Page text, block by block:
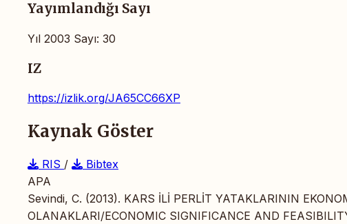
Yayımlandığı Sayı
Yıl 2003 Sayı: 30
IZ
https://izlik.org/JA65CC66XP
Kaynak Göster
RIS /
Bibtex
APA
Sevindi, C. (2013). KARS İLİ PERLİT YATAKLARININ
OLANAKLARI/ECONOMIC SIGNIFICANCE AND